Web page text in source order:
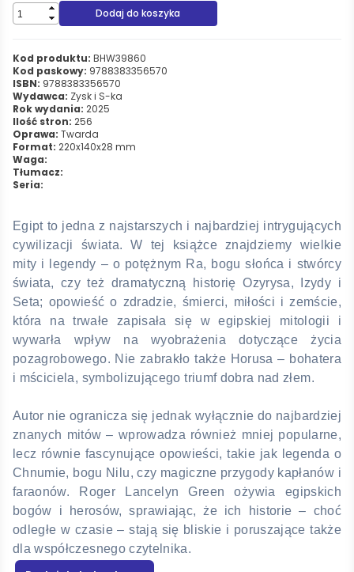
Dodaj do koszyka
Kod produktu: BHW39860
Kod paskowy: 9788383356570
ISBN: 9788383356570
Wydawca: Zysk i S-ka
Rok wydania: 2025
Ilość stron: 256
Oprawa: Twarda
Format: 220x140x28 mm
Waga:
Tłumacz:
Seria:
Egipt to jedna z najstarszych i najbardziej intrygujących
cywilizacji świata. W tej książce znajdziemy wielkie
mity i legendy – o potężnym Ra, bogu słońca i stwórcy
świata, czy też dramatyczną historię Ozyrysa, Izydy i
Seta; opowieść o zdradzie, śmierci, miłości i zemście,
która na trwałe zapisała się w egipskiej mitologii i
wywarła wpływ na wyobrażenia dotyczące życia
pozagrobowego. Nie zabrakło także Horusa – bohatera
i mściciela, symbolizującego triumf dobra nad złem.
Autor nie ogranicza się jednak wyłącznie do najbardziej
znanych mitów – wprowadza również mniej popularne,
lecz równie fascynujące opowieści, takie jak legenda o
Chnumie, bogu Nilu, czy magiczne przygody kapłanów i
faraonów. Roger Lancelyn Green ożywia egipskich
bogów i herosów, sprawiając, że ich historie – choć
odległe w czasie – stają się bliskie i poruszające także
dla współczesnego czytelnika.